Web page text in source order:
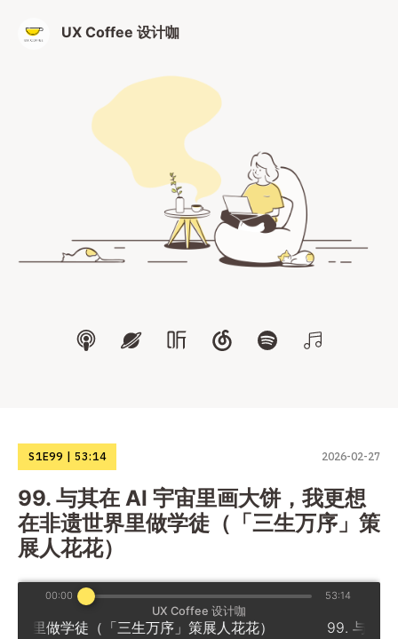
UX Coffee 设计咖
S1E99 53:14 2026-02-27
99. 与其在 AI 宇宙里画大饼，我更想
在非遗世界里做学徒（「三生万序」策
展人花花）
UX Coffee 设计咖
（「三生万序」策展人花花）
00:00 53:14